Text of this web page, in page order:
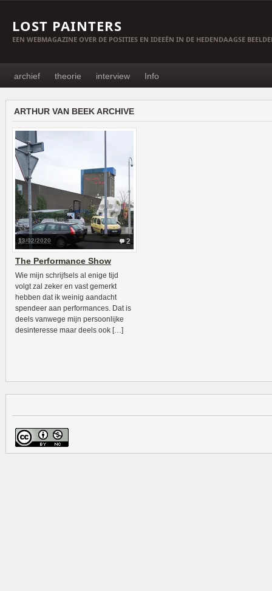
LOST PAINTERS
EEN WEBMAGAZINE OVER DE POSITIES EN IDEEËN IN DE HEDENDAAGSE
archief theorie interview Info
ARTHUR VAN BEEK ARCHIVE
2
13/02/2020
The Performance Show
Wie mijn schrijfsels al enige tijd
volgt zal zeker en vast gemerkt
hebben dat ik weinig aandacht
spendeer aan performances. Dat is
deels vanwege mijn persoonlijke
desinteresse maar deels ook […]